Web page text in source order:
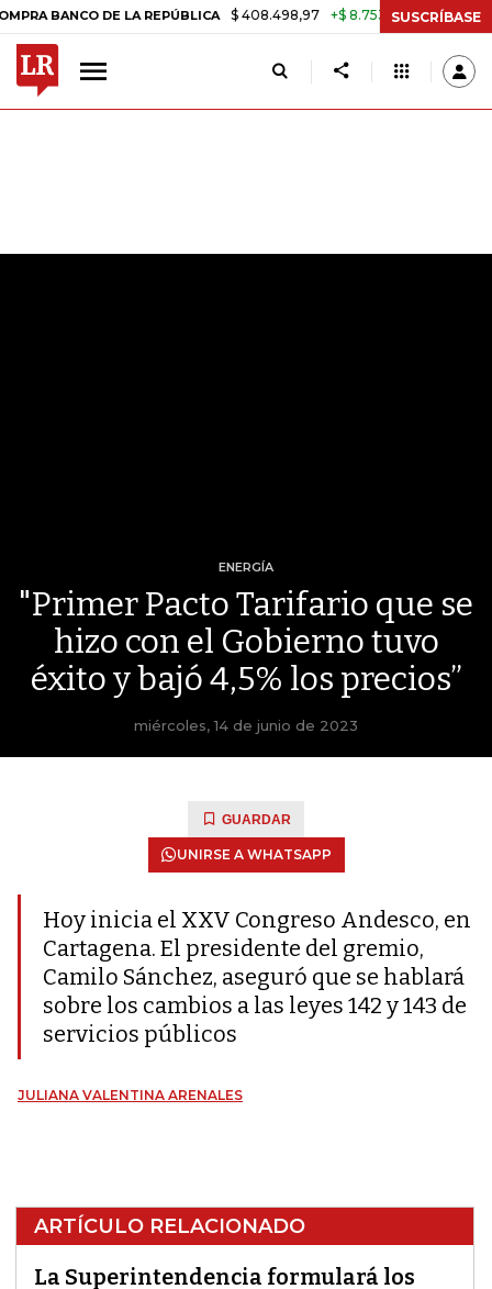
DE LA REPÚBLICA $ 408.498,97 +$ 8.753,81 +2,19% TASA DE
SUSCRÍBASE
ENERGÍA
"Primer Pacto Tarifario que se
hizo con el Gobierno tuvo
éxito y bajó 4,5% los precios”
miércoles, 14 de junio de 2023
GUARDAR
UNIRSE A WHATSAPP
Hoy inicia el XXV Congreso Andesco, en
Cartagena. El presidente del gremio,
Camilo Sánchez, aseguró que se hablará
sobre los cambios a las leyes 142 y 143 de
servicios públicos
JULIANA VALENTINA ARENALES
ARTÍCULO RELACIONADO
La Superintendencia formulará los